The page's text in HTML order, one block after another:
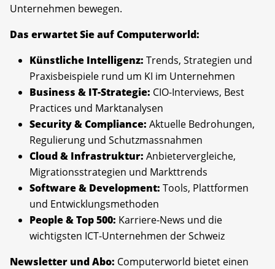
Unternehmen bewegen.
Das erwartet Sie auf Computerworld:
Künstliche Intelligenz: Trends, Strategien und
Praxisbeispiele rund um KI im Unternehmen
Business & IT-Strategie: CIO-Interviews, Best
Practices und Marktanalysen
Security & Compliance: Aktuelle Bedrohungen,
Regulierung und Schutzmassnahmen
Cloud & Infrastruktur: Anbietervergleiche,
Migrationsstrategien und Markttrends
Software & Development: Tools, Plattformen
und Entwicklungsmethoden
People & Top 500: Karriere-News und die
wichtigsten ICT-Unternehmen der Schweiz
Newsletter und Abo: Computerworld bietet einen